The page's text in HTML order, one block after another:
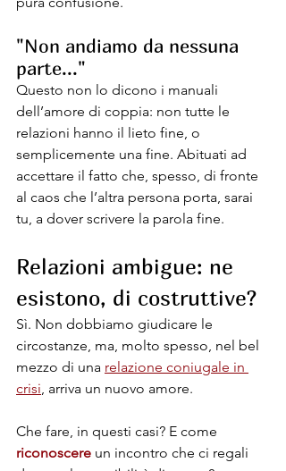
"Non andiamo da nessuna
parte..."
Questo non lo dicono i manuali
dell’amore di coppia: non tutte le
relazioni hanno il lieto fine, o
semplicemente una fine. Abituati ad
accettare il fatto che, spesso, di fronte
al caos che l’altra persona porta, sarai
tu, a dover scrivere la parola fine.
Relazioni ambigue: ne
esistono, di costruttive?
Sì. Non dobbiamo giudicare le
circostanze, ma, molto spesso, nel bel
mezzo di una relazione coniugale in
crisi, arriva un nuovo amore.
Che fare, in questi casi? E come
riconoscere un incontro che ci regali